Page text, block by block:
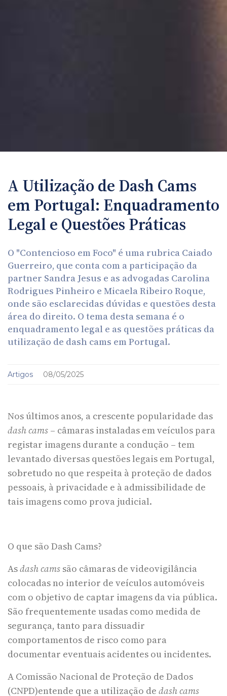
A Utilização de Dash Cams
em Portugal: Enquadramento
Legal e Questões Práticas
O "Contencioso em Foco" é uma rubrica Caiado
Guerreiro, que conta com a participação da
partner Sandra Jesus e as advogadas Carolina
Rodrigues Pinheiro e Micaela Ribeiro Roque,
onde são esclarecidas dúvidas e questões desta
área do direito. O tema desta semana é o
enquadramento legal e as questões práticas da
utilização de dash cams em Portugal.
Artigos 08/05/2025
Nos últimos anos, a crescente popularidade das
dash cams – câmaras instaladas em veículos para
registar imagens durante a condução – tem
levantado diversas questões legais em Portugal,
sobretudo no que respeita à proteção de dados
pessoais, à privacidade e à admissibilidade de
tais imagens como prova judicial.
O que são Dash Cams?
Asdash cams são câmaras de videovigilância
colocadas no interior de veículos automóveis
com o objetivo de captar imagens da via pública.
São frequentemente usadas como medida de
segurança, tanto para dissuadir
comportamentos de risco como para
documentar eventuais acidentes ou incidentes.
A Comissão Nacional de Proteção de Dados
(CNPD)entende que a utilização de dash cams